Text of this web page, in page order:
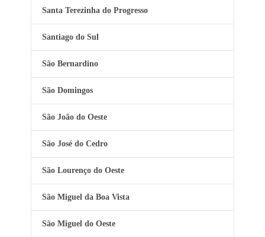
Santa Terezinha do Progresso
Santiago do Sul
São Bernardino
São Domingos
São João do Oeste
São José do Cedro
São Lourenço do Oeste
São Miguel da Boa Vista
São Miguel do Oeste